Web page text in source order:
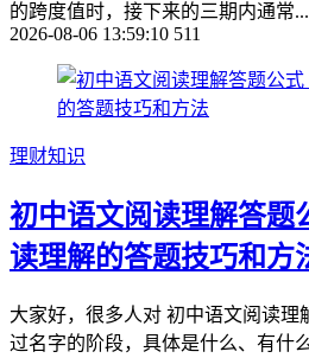
的跨度值时，接下来的三期内通常...
2026-08-06 13:59:10 511
理财知识
初中语文阅读理解答题
读理解的答题技巧和方
大家好，很多人对 初中语文阅读理
过名字的阶段，具体是什么、有什